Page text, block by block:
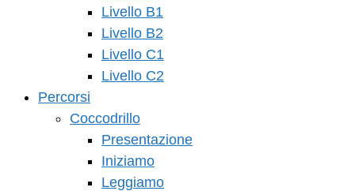
Livello B1
Livello B2
Livello C1
Livello C2
Percorsi
Coccodrillo
Presentazione
Iniziamo
Leggiamo